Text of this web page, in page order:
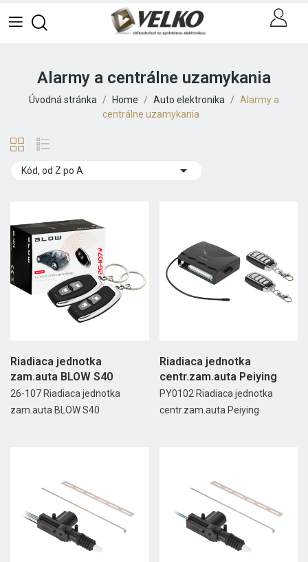
Alarmy a centrálne uzamykania
Úvodná stránka Home Auto elektronika
Alarmy a
centrálne uzamykania
Kód, od Z po A 
Riadiaca jednotka
zam.auta BLOW S40
26-107 Riadiaca jednotka
zam.auta BLOW S40
Riadiaca jednotka
centr.zam.auta Peiying
PY0102 Riadiaca jednotka
centr.zam.auta Peiying